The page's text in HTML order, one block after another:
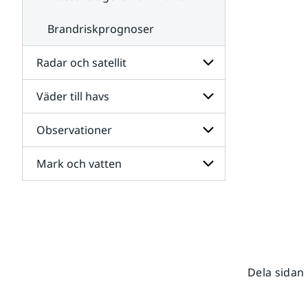
Brandriskprognoser
Radar och satellit
Undersidor
för
Radar
och
satellit
Väder till havs
Undersidor
för
Väder
till
havs
Observationer
Undersidor
för
Mark och vatten
Dela sidan